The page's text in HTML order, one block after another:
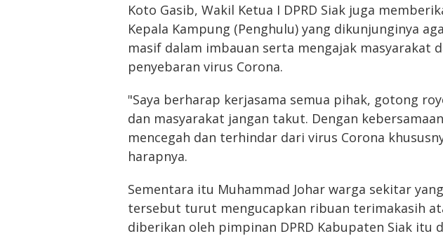
Koto Gasib, Wakil Ketua I DPRD Siak juga
Kepala Kampung (Penghulu) yang dikunjunginya
masif dalam imbauan serta mengajak masyarakat
penyebaran virus Corona.
"Saya berharap kerjasama semua pihak, gotong
dan masyarakat jangan takut. Dengan
mencegah dan terhindar dari virus Corona
harapnya.
Sementara itu Muhammad Johar warga sekitar
tersebut turut mengucapkan ribuan terimakasih
diberikan oleh pimpinan DPRD Kabupaten Siak itu